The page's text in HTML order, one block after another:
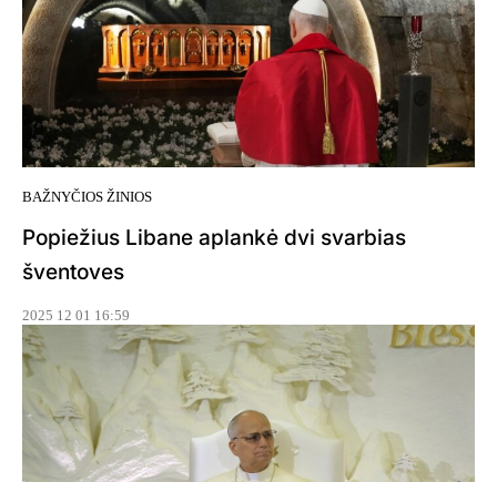
BAŽNYČIOS ŽINIOS
Popiežius Libane aplankė dvi svarbias
šventoves
2025 12 01 16:59